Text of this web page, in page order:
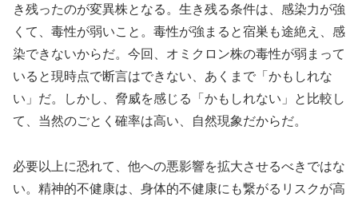
き残ったのが変異株となる。生き残る条件は、感染力が強
くて、毒性が弱いこと。毒性が強まると宿巣も途絶え、感
染できないからだ。今回、オミクロン株の毒性が弱まって
いると現時点で断言はできない、あくまで「かもしれな
い」だ。しかし、脅威を感じる「かもしれない」と比較し
て、当然のごとく確率は高い、自然現象だからだ。
必要以上に恐れて、他への悪影響を拡大させるべきではな
い。精神的不健康は、身体的不健康にも繋がるリスクが高